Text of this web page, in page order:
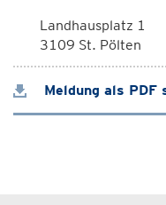
Landhausplatz 1
3109 St. Pölten
Meldung als PDF